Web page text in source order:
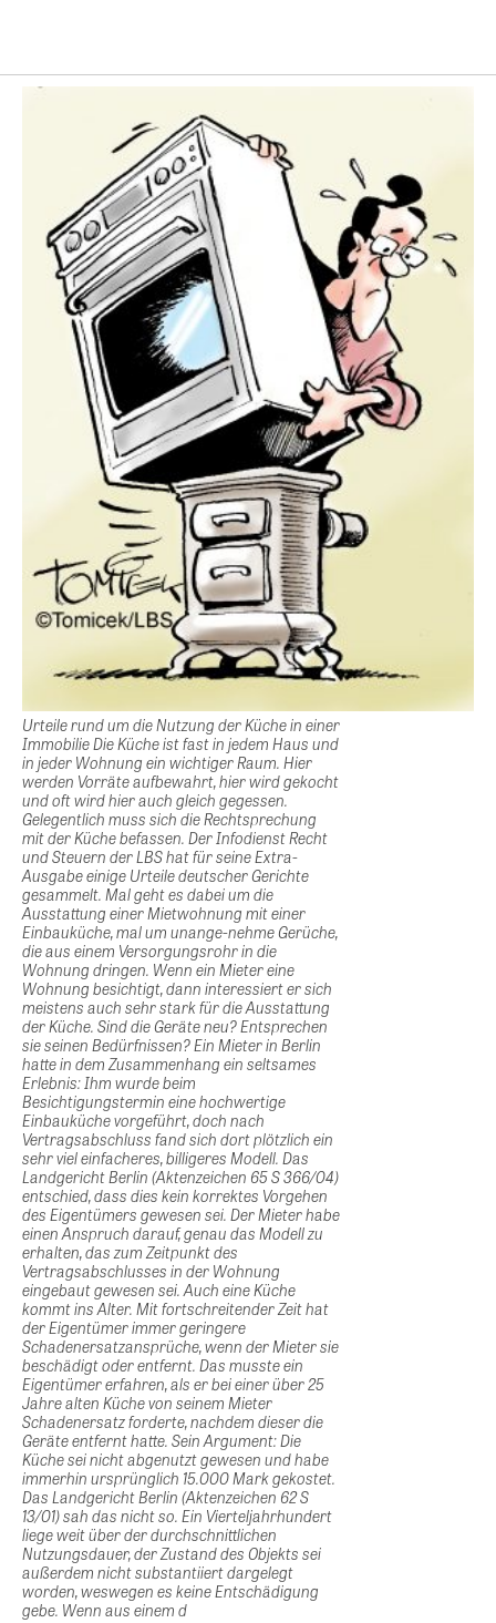
Urteile rund um die Nutzung der Küche in einer
Immobilie Die Küche ist fast in jedem Haus und
in jeder Wohnung ein wichtiger Raum. Hier
werden Vorräte aufbewahrt, hier wird gekocht
und oft wird hier auch gleich gegessen.
Gelegentlich muss sich die Rechtsprechung
mit der Küche befassen. Der Infodienst Recht
und Steuern der LBS hat für seine Extra-
Ausgabe einige Urteile deutscher Gerichte
gesammelt. Mal geht es dabei um die
Ausstattung einer Mietwohnung mit einer
Einbauküche, mal um unange-nehme Gerüche,
die aus einem Versorgungsrohr in die
Wohnung dringen. Wenn ein Mieter eine
Wohnung besichtigt, dann interessiert er sich
meistens auch sehr stark für die Ausstattung
der Küche. Sind die Geräte neu? Entsprechen
sie seinen Bedürfnissen? Ein Mieter in Berlin
hatte in dem Zusammenhang ein seltsames
Erlebnis: Ihm wurde beim
Besichtigungstermin eine hochwertige
Einbauküche vorgeführt, doch nach
Vertragsabschluss fand sich dort plötzlich ein
sehr viel einfacheres, billigeres Modell. Das
Landgericht Berlin (Aktenzeichen 65 S 366/04)
entschied, dass dies kein korrektes Vorgehen
des Eigentümers gewesen sei. Der Mieter habe
einen Anspruch darauf, genau das Modell zu
erhalten, das zum Zeitpunkt des
Vertragsabschlusses in der Wohnung
eingebaut gewesen sei. Auch eine Küche
kommt ins Alter. Mit fortschreitender Zeit hat
der Eigentümer immer geringere
Schadenersatzansprüche, wenn der Mieter sie
beschädigt oder entfernt. Das musste ein
Eigentümer erfahren, als er bei einer über 25
Jahre alten Küche von seinem Mieter
Schadenersatz forderte, nachdem dieser die
Geräte entfernt hatte. Sein Argument: Die
Küche sei nicht abgenutzt gewesen und habe
immerhin ursprünglich 15.000 Mark gekostet.
Das Landgericht Berlin (Aktenzeichen 62 S
13/01) sah das nicht so. Ein Vierteljahrhundert
liege weit über der durchschnittlichen
Nutzungsdauer, der Zustand des Objekts sei
außerdem nicht substantiiert dargelegt
worden, weswegen es keine Entschädigung
gebe. Wenn aus einem d